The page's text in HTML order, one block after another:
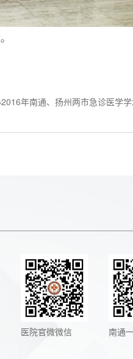
年南通、扬州两市急诊医学
医院官微微信 南通